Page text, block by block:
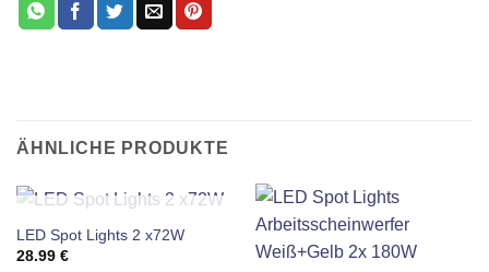
ÄHNLICHE PRODUKTE
NICHT VORRÄTIG
LED Spot Lights 2 x72W
28.99 €